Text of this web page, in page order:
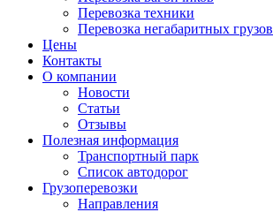
Перевозка техники
Перевозка негабаритных грузов
Цены
Контакты
О компании
Новости
Статьи
Отзывы
Полезная информация
Транспортный парк
Список автодорог
Грузоперевозки
Направления